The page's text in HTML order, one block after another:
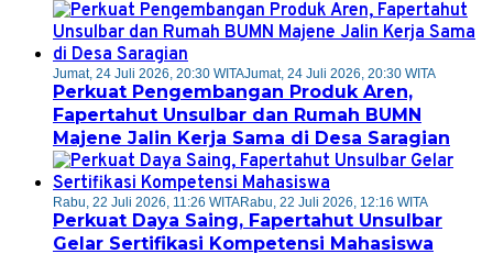
Jumat, 24 Juli 2026, 20:30 WITAJumat, 24 Juli 2026, 20:30 WITA
Perkuat Pengembangan Produk Aren,
Fapertahut Unsulbar dan Rumah BUMN
Majene Jalin Kerja Sama di Desa Saragian
Rabu, 22 Juli 2026, 11:26 WITARabu, 22 Juli 2026, 12:16 WITA
Perkuat Daya Saing, Fapertahut Unsulbar
Gelar Sertifikasi Kompetensi Mahasiswa